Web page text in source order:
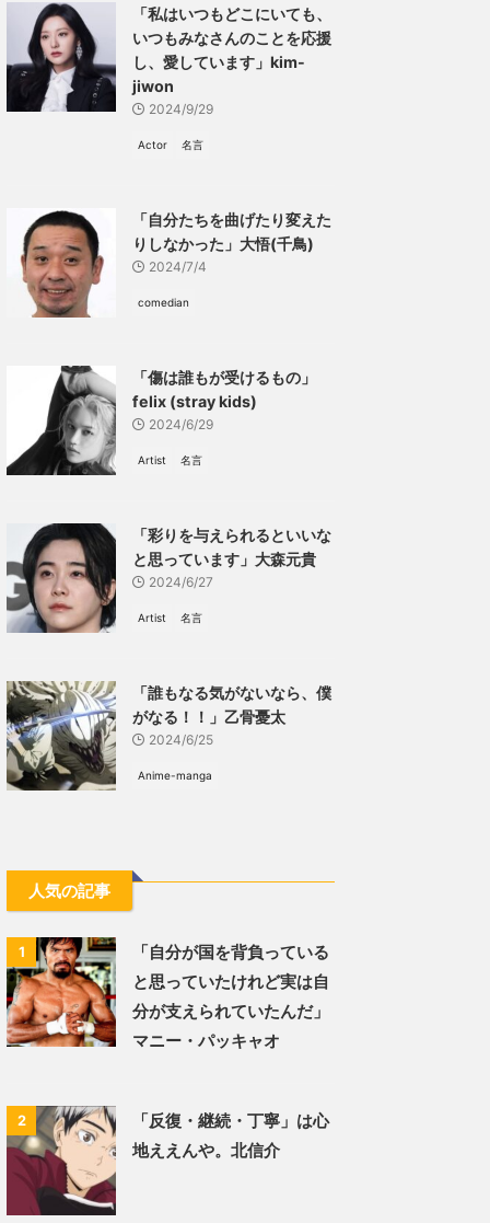
「私はいつもどこにいても、
いつもみなさんのことを応援
し、愛しています」kim-
jiwon
2024/9/29
Actor 名言
「自分たちを曲げたり変えた
りしなかった」大悟(千鳥)
2024/7/4
comedian
「傷は誰もが受けるもの」
felix (stray kids)
2024/6/29
Artist 名言
「彩りを与えられるといいな
と思っています」大森元貴
2024/6/27
Artist 名言
「誰もなる気がないなら、僕
がなる！！」乙骨憂太
2024/6/25
Anime-manga
人気の記事
1
「自分が国を背負っている
と思っていたけれど実は自
分が支えられていたんだ」
マニー・パッキャオ
2
「反復・継続・丁寧」は心
地ええんや。北信介